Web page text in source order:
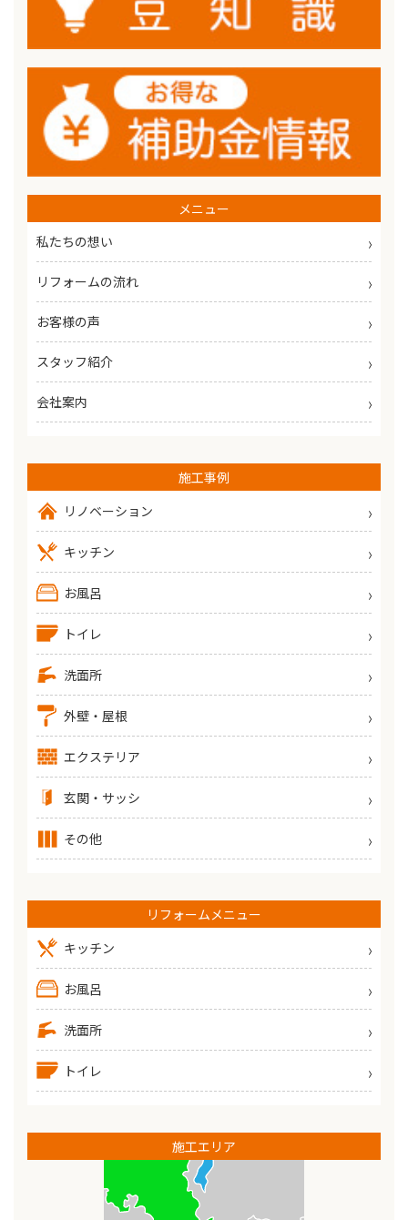
メニュー
私たちの想い
リフォームの流れ
お客様の声
スタッフ紹介
会社案内
施工事例
リノベーション
キッチン
お風呂
トイレ
洗面所
外壁・屋根
エクステリア
玄関・サッシ
その他
リフォームメニュー
キッチン
お風呂
洗面所
トイレ
施工エリア